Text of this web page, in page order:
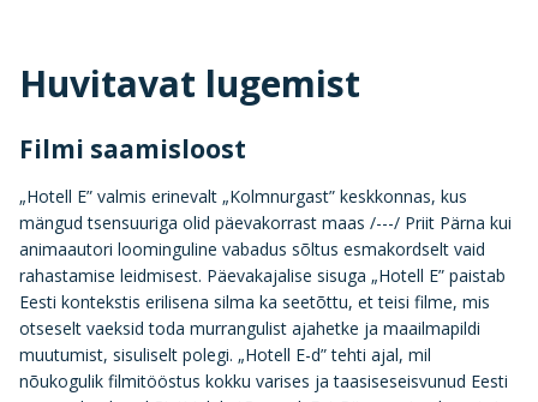
Huvitavat lugemist
Filmi saamisloost
„Hotell E” valmis erinevalt „Kolmnurgast” keskkonnas, kus
mängud tsensuuriga olid päevakorrast maas /---/ Priit Pärna kui
animaautori loominguline vabadus sõltus esmakordselt vaid
rahastamise leidmisest. Päevakajalise sisuga „Hotell E” paistab
Eesti kontekstis erilisena silma ka seetõttu, et teisi filme, mis
otseselt vaeksid toda murrangulist ajahetke ja maailmapildi
muutumist, sisuliselt polegi. „Hotell E-d” tehti ajal, mil
nõukogulik filmitööstus kokku varises ja taasiseseisvunud Eesti